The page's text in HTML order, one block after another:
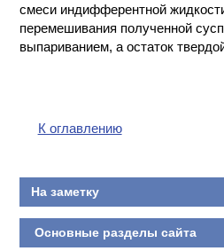
смеси индифферентной
перемешивания полученной
выпариванием, а остаток
К оглавлению
На заметку
Основные разделы сайта